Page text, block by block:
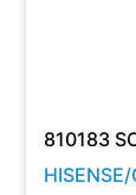
810183